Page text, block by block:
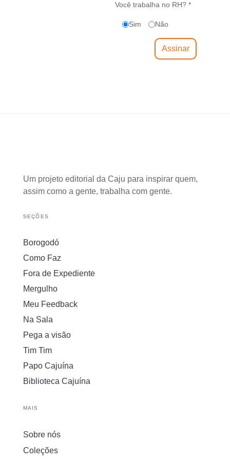
Você trabalha no RH? *
Sim Não
Um projeto editorial da Caju para inspirar quem,
assim como a gente, trabalha com gente.
SEÇÕES
Borogodó
Como Faz
Fora de Expediente
Mergulho
Meu Feedback
Na Sala
Pega a visão
Tim Tim
Papo Cajuína
Biblioteca Cajuína
MAIS
Sobre nós
Coleções